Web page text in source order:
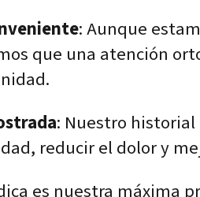
: Aunque
que una atención
: Nuestro
reducir el dolor y
es nuestra máxima